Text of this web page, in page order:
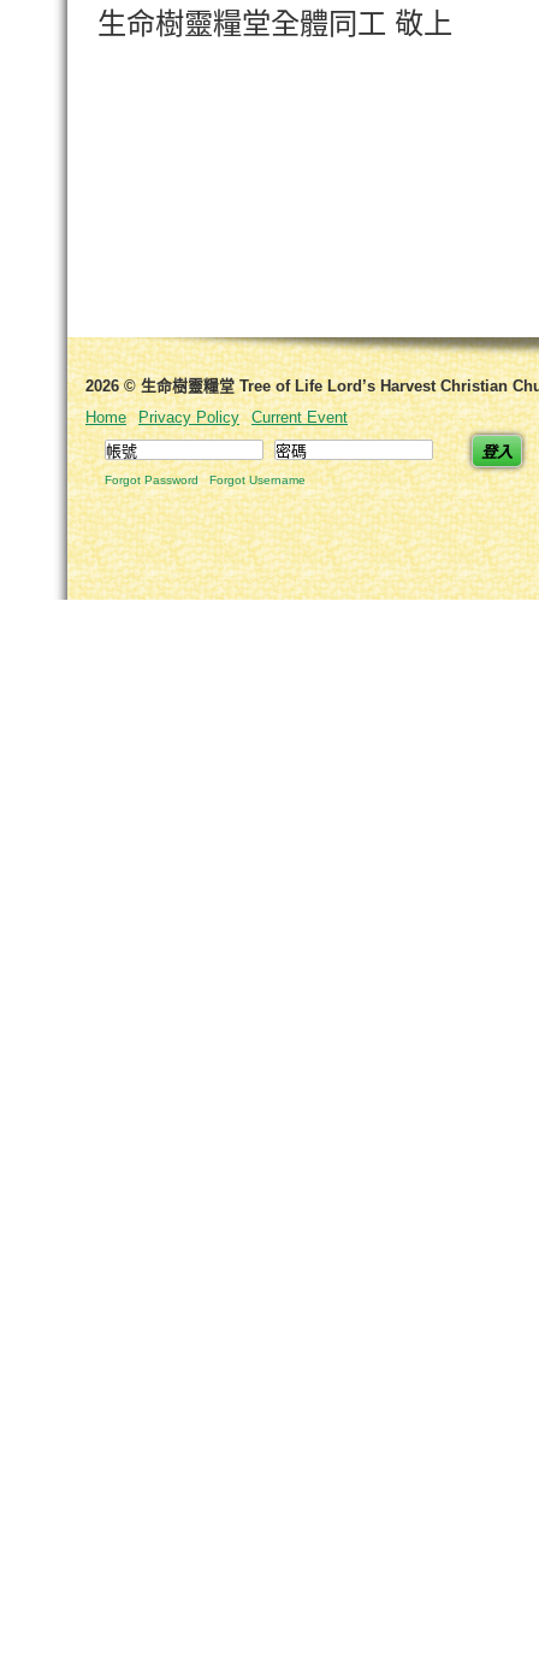
生命樹靈糧堂全體同工 敬上
2026 © 生命樹靈糧堂 Tree of Life Lord’s Harvest Christian
Home
Privacy Policy
Current Event
登入
Forgot Password Forgot Username